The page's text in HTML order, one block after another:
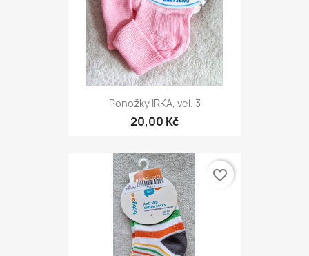
Ponožky IRKA, vel. 3
20,00 Kč
favorite_border